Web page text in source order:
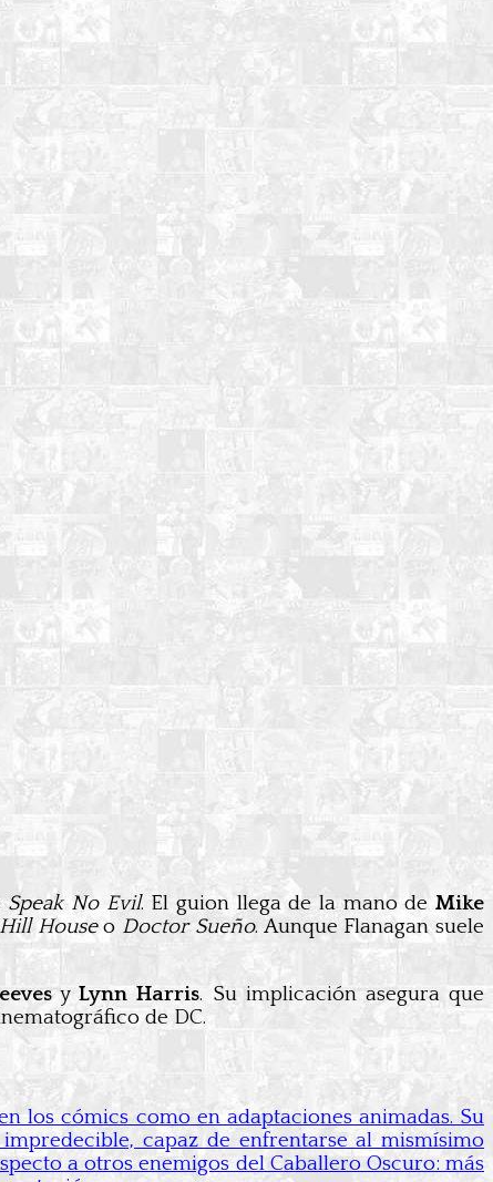
Speak No Evil. El guion llega de la mano deMike
Houseo Doctor Sueño. Aunque Flanagan suele
yLynn Harris. Su implicación asegura que
de DC.
los cómics como en adaptaciones animadas. Su
capaz de enfrentarse al mismísimo
a otros enemigos del Caballero Oscuro: más